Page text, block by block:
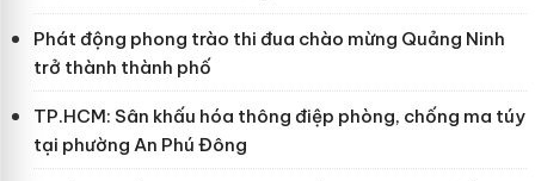
Phát động phong trào thi đua chào mừng Quảng Ninh
trở thành thành phố
TP.HCM: Sân khấu hóa thông điệp phòng, chống ma túy
tại phường An Phú Đông